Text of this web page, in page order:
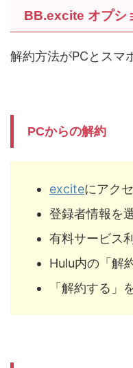
BB.excite オプシ
解約方法がPCとスマ
PCからの解約
exciteにアク
登録者情報を
有料サービス
Hulu内の「解
「解約する」